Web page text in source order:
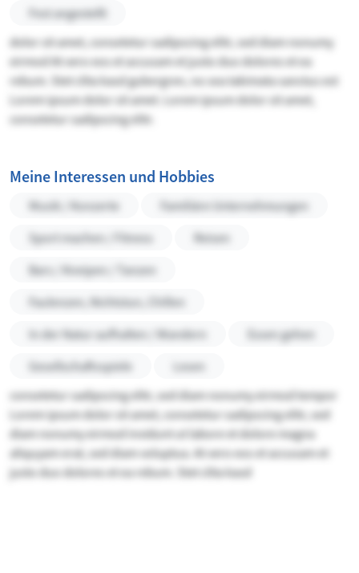
Fest angestellt
dolor sit amet, consetetur sadipscing elitr, sed diam nonumy
eirmod At vero eos et accusam et justo duo dolores et ea
rebum. Stet clita kasd gubergren, no sea takimata sanctus est
Lorem ipsum dolor sit amet. Lorem ipsum dolor sit amet,
consetetur sadipscing elitr.
Meine Interessen und Hobbies
Musik / Konzerte
Familiäre Unternehmungen
Sport machen / Fitness
Reisen
Bars / Kneipen / Tanzen
Faulenzen, Nichtstun, Chillen
In der Natur aufhalten / Wandern
Essen gehen
Gesellschaftsspiele
Lesen
consetetur sadipscing elitr, sed diam nonumy eirmod tempor
Lorem ipsum dolor sit amet, consetetur sadipscing elitr, sed
diam nonumy eirmod invidunt ut labore et dolore magna
aliquyam erat, sed diam voluptua. At vero eos et accusam et
justo duo dolores et ea rebum. Stet clita kasd